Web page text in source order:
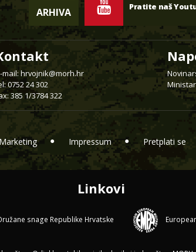
ARHIVA Pratite naš
mail: hrvojnik@morh.hr
0752 24 302
385 1/3784 322
Marketing Impressum Pretplati se
Linkovi
snage Republike Hrvatske